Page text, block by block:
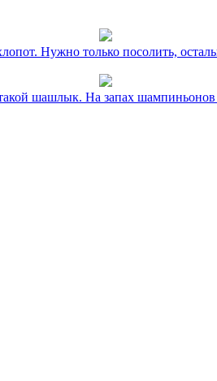
Нужно только посолить,
шашлык. На запах шампиньонов